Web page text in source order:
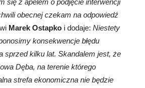
się z apelem o podjęcie interwencji
obecnej czekam na odpowiedź
Marek Ostapko i dodaje: Niestety
konsekwencje błędu
sprzed kilku lat. Skandalem jest, że
Dęba, na terenie którego
strefa ekonomiczna nie będzie